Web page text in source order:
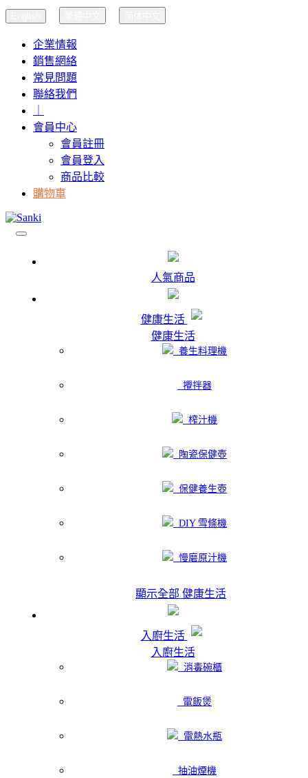
企業情報
銷售網絡
常見問題
聯絡我們
會員中心
會員註冊
會員登入
商品比較
購物車
人氣商品
健康生活
健康生活
養生料理機
攪拌器
榨汁機
陶瓷保健壺
保健養生壺
DIY 雪條機
慢磨原汁機
顯示全部 健康生活
入廚生活
入廚生活
消毒碗櫃
電飯煲
電熱水瓶
抽油煙機